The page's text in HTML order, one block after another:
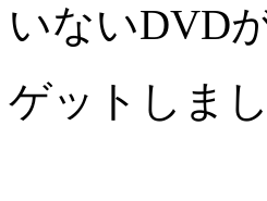
いないDVD
ゲットしま